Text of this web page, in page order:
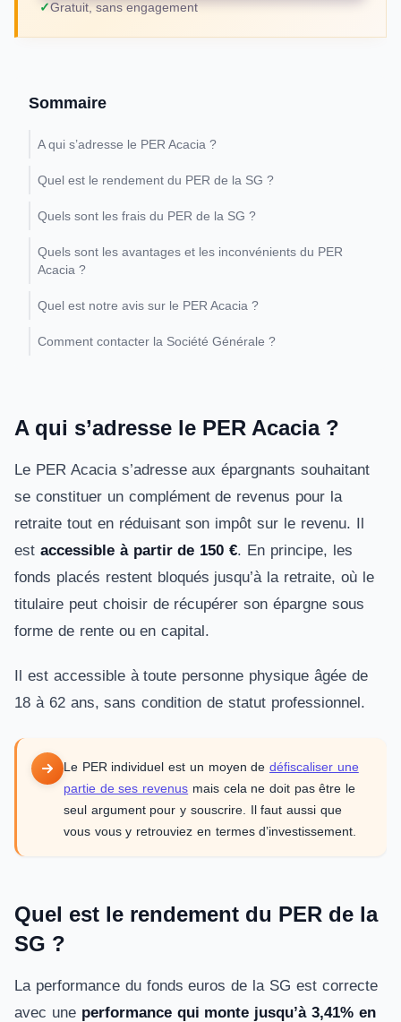
Gratuit, sans engagement
Sommaire
A qui s’adresse le PER Acacia ?
Quel est le rendement du PER de la SG ?
Quels sont les frais du PER de la SG ?
Quels sont les avantages et les inconvénients du PER
Acacia ?
Quel est notre avis sur le PER Acacia ?
Comment contacter la Société Générale ?
A qui s’adresse le PER Acacia ?
Le PER Acacia s’adresse aux épargnants souhaitant
se constituer un complément de revenus pour la
retraite tout en réduisant son impôt sur le revenu. Il
est accessible à partir de 150 €. En principe, les
fonds placés restent bloqués jusqu’à la retraite, où le
titulaire peut choisir de récupérer son épargne sous
forme de rente ou en capital.
Il est accessible à toute personne physique âgée de
18 à 62 ans, sans condition de statut professionnel.
Le PER individuel est un moyen dedéfiscaliser une
partie de ses revenus mais cela ne doit pas être le
seul argument pour y souscrire. Il faut aussi que
vous vous y retrouviez en termes d’investissement.
Quel est le rendement du PER de la
SG ?
La performance du fonds euros de la SG est correcte
avec une performance qui monte jusqu’à 3,41% en